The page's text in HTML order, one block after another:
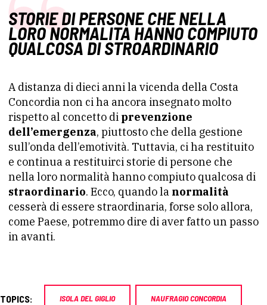
STORIE DI PERSONE CHE NELLA
LORO NORMALITÀ HANNO COMPIUTO
QUALCOSA DI STROARDINARIO
A distanza di dieci anni la vicenda della Costa
Concordia non ci ha ancora insegnato molto
rispetto al concetto di prevenzione
dell’emergenza, piuttosto che della gestione
sull’onda dell’emotività. Tuttavia, ci ha restituito
e continua a restituirci storie di persone che
nella loro normalità hanno compiuto qualcosa di
straordinario. Ecco, quando la normalità
cesserà di essere straordinaria, forse solo allora,
come Paese, potremmo dire di aver fatto un passo
in avanti.
TOPICS: ISOLA DEL GIGLIO NAUFRAGIO CONCORDIA